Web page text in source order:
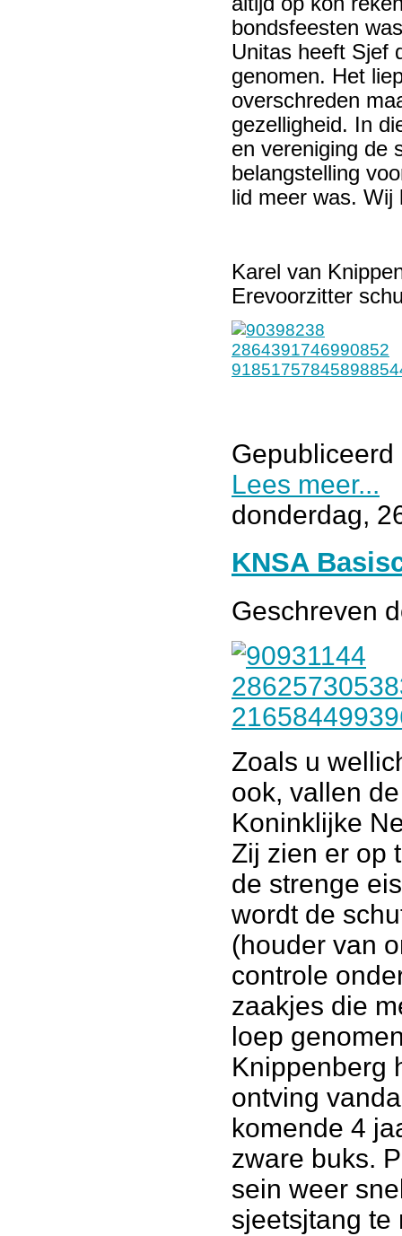
bondsfeesten
Unitas heeft Sjef
genomen. Het
overschreden
gezelligheid. In
en vereniging de
belangstelling
lid meer was. Wij
Karel van
Erevoorzitter
Gepubliceerd
Lees meer...
donderdag,
KNSA
Geschreven
Zoals u
ook, vallen
Koninklijke
Zij zien er op
de strenge
wordt de
(houder van
controle
zaakjes die
loep
Knippenberg
ontving
komende 4
zware buks.
sein weer
sjeetsjtang te